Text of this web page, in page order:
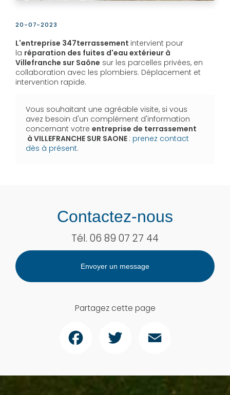
20-07-2023
L'entreprise 347terrassement intervient pour
la réparation des fuites d'eau extérieur à
Villefranche sur Saône sur les parcelles privées, en
collaboration avec les plombiers. Déplacement et
intervention rapide.
Vous souhaitant une agréable visite, si vous
avez besoin d'un complément d'information
concernant votre entreprise de terrassement
à VILLEFRANCHE SUR SAONE : prenez contact
dès à présent.
Contactez-nous
Tél. 06 89 07 27 44
Envoyer un message
Partagez cette page